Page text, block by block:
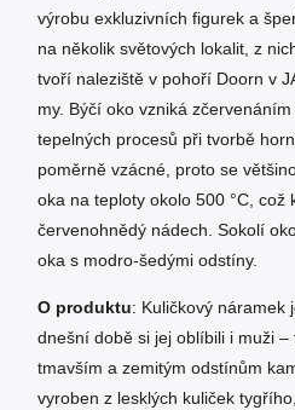
výrobu exkluzivních figurek a
na několik světových lokalit, z
tvoří naleziště v pohoří Doorn v
my. Býčí oko vzniká
tepelných procesů při tvorbě
poměrně vzácné, proto se
oka na teploty okolo 500 °C, což
červenohnědý nádech. Sokolí
oka s modro-šedými odstíny.
O produktu: Kuličkový náramek
dnešní době si jej oblíbili i muži
tmavším a zemitým odstínům
vyroben z lesklých kuliček